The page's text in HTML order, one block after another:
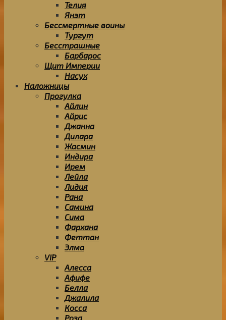
Телия
Янэт
Бессмертные воины
Тургут
Бесстрашные
Барбарос
Щит Империи
Насух
Наложницы
Прогулка
Айлин
Айрис
Джанна
Дилара
Жасмин
Индира
Ирем
Лейла
Лидия
Рана
Самина
Сима
Фархана
Феттан
Элма
VIP
Алесса
Афифе
Белла
Джалила
Косса
Роза